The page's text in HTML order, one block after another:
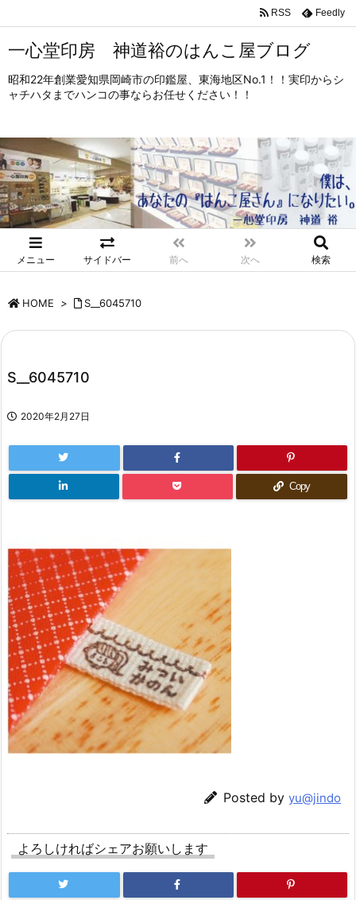
一心堂印房 神道裕のはんこ屋ブログ
昭和22年創業愛知県岡崎市の印鑑屋、東海地区No.1！！実印からシ
ャチハタまでハンコの事ならお任せください！！
メニュー サイドバー 前へ 次へ 検索
RSS Feedly
HOME > S__6045710
S__6045710
2020年2月27日
Copy
Posted by yu@jindo
よろしければシェアお願いします